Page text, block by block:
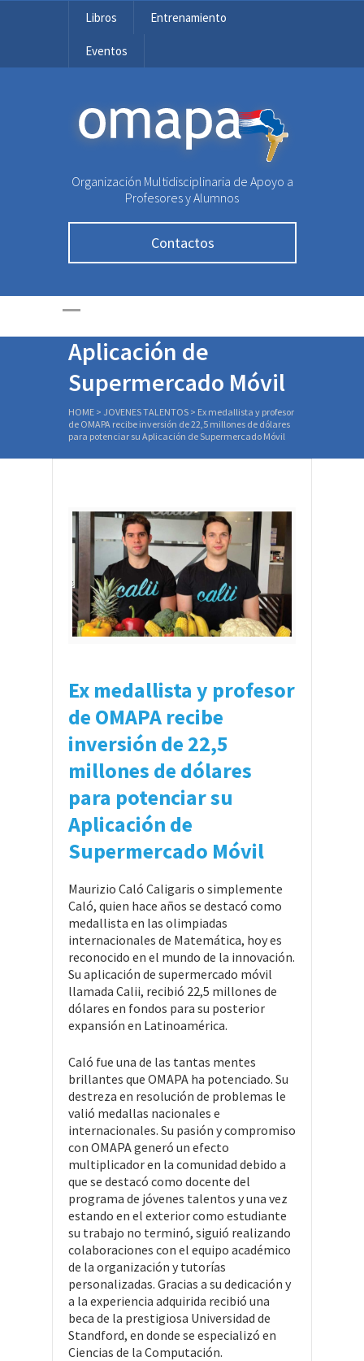
Libros Entrenamiento
Eventos
OMAPA
Organización Multidisciplinaria de Apoyo a
Profesores y Alumnos
Contactos
profesor de OMAPA
recibe inversión de
22,5 millones de
dólares para
potenciar su
Aplicación de
Supermercado Móvil
HOME > JOVENES TALENTOS > Ex medallista y profesor
de OMAPA recibe inversión de 22,5 millones de dólares
para potenciar su Aplicación de Supermercado Móvil
Ex medallista y profesor
de OMAPA recibe
inversión de 22,5
millones de dólares
para potenciar su
Aplicación de
Supermercado Móvil
Maurizio Caló Caligaris o simplemente
Caló, quien hace años se destacó como
medallista en las olimpiadas
internacionales de Matemática, hoy es
reconocido en el mundo de la innovación.
Su aplicación de supermercado móvil
llamada Calii, recibió 22,5 millones de
dólares en fondos para su posterior
expansión en Latinoamérica.
Caló fue una de las tantas mentes
brillantes que OMAPA ha potenciado. Su
destreza en resolución de problemas le
valió medallas nacionales e
internacionales. Su pasión y compromiso
con OMAPA generó un efecto
multiplicador en la comunidad debido a
que se destacó como docente del
programa de jóvenes talentos y una vez
estando en el exterior como estudiante
su trabajo no terminó, siguió realizando
colaboraciones con el equipo académico
de la organización y tutorías
personalizadas. Gracias a su dedicación y
a la experiencia adquirida recibió una
beca de la prestigiosa Universidad de
Standford, en donde se especializó en
Ciencias de la Computación.